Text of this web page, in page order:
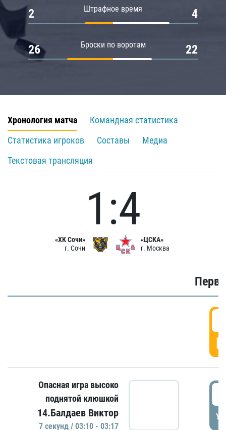
Штрафное время
2 4
Броски по воротам
26 22
Хронология матча
Командная статистика
Статистика игроков
Составы
Медиа
Текстовая трансляция
«ХК Сочи»
г. Сочи
1:4
«ЦСКА»
г. Москва
Опасная игра высоко
поднятой клюшкой
14.Балдаев Виктор
7 секунд / 03:10 - 03:17